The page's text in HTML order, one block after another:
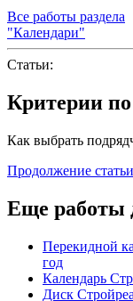
Все работы раздела
"Календари"
Статьи:
Критерии
Как выбрать
Продолжение
Еще работы
Перекидной
год
Календарь
Диск